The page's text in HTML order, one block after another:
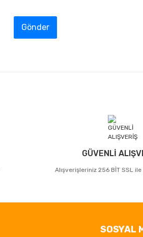
Gönder
GÜVENLİ
Alışverişleriniz 256 BİT SSL
SOSYAL